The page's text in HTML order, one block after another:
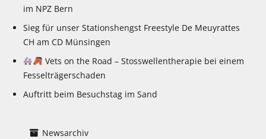
im NPZ Bern
Sieg für unser Stationshengst Freestyle De Meuyrattes
CH am CD Münsingen
Vets on the Road – Stosswellentherapie bei einem
Fesselträgerschaden
Auftritt beim Besuchstag im Sand
Newsarchiv